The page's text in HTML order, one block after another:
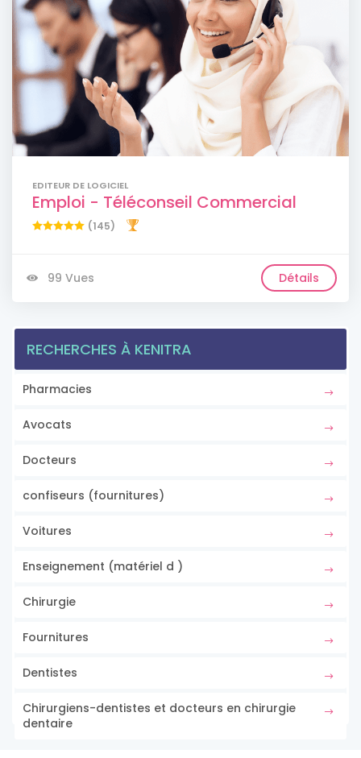
EDITEUR DE LOGICIEL
Emploi - Téléconseil Commercial
(145)
99 Vues Détails
RECHERCHES À KENITRA
Pharmacies
Avocats
Docteurs
confiseurs (fournitures)
Voitures
Enseignement (matériel d )
Chirurgie
Fournitures
Dentistes
Chirurgiens-dentistes et docteurs en chirurgie
dentaire